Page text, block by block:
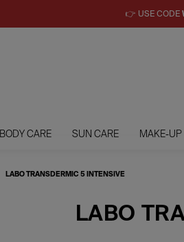
👉 USE CODE
BODY CARE SUN CARE MAKE-UP
LABO TRANSDERMIC 5 INTENSIVE
LABO